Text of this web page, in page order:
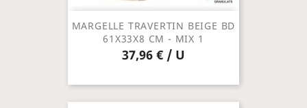
MARGELLE TRAVERTIN BEIGE BD
61X33X8 CM - MIX 1
37,96 € / U